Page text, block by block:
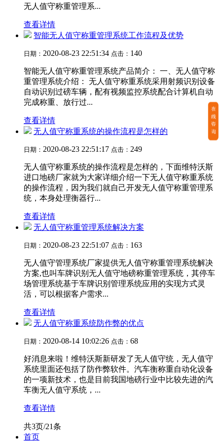
无人值守称重管理系...
查看详情
智能无人值守称重管理系统工作流程及优势
日期： 2020-08-23 22:51:34 点击： 140
智能无人值守称重管理系统产品简介： 一、无人值守称
重管理系统介绍： 无人值守称重系统采用射频识别设备
自动识别过磅车辆，配有视频监控系统配合计算机自动
完成称重、放行过...
查看详情
无人值守称重系统的操作流程是怎样的
日期： 2020-08-23 22:51:17 点击： 249
无人值守称重系统的操作流程是怎样的，下面维特沃斯
进口地磅厂家就为大家详细介绍一下无人值守称重系统
的操作流程，因为我们就自己开发无人值守称重管理系
统，本身处理衡器行...
查看详情
无人值守称重管理系统解决方案
日期： 2020-08-23 22:51:07 点击： 163
无人值守管理系统厂家提供无人值守称重管理系统解决
方案,也叫车牌识别无人值守地磅称重管理系统，其停车
场管理系统基于车牌识别管理系统应用的实现方式灵
活，可以根据客户需求...
查看详情
无人值守称重系统防作弊的优点
日期： 2020-08-14 10:02:26 点击： 68
好消息来啦！维特沃斯新研发了无人值守统，无人值守
系统里面还包括了防作弊软件。汽车衡称重自动化设备
的一项新技术，也是目前我国地磅行业中比较先进的汽
车衡无人值守系统，...
查看详情
共3页/21条
首页